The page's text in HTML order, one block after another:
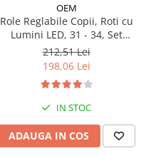
OEM
Role Reglabile Copii, Roti cu
Lumini LED, 31 - 34, Set
Protectie - ROZ
212,51 Lei
198,06 Lei
IN STOC
ADAUGA IN COS